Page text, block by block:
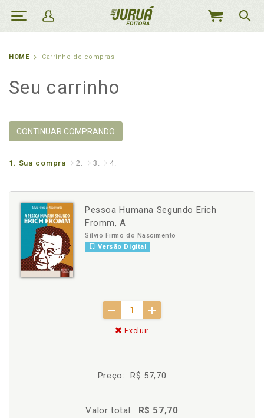
MEU
HOME Carrinho de compras
Seu carrinho
CONTINUAR COMPRANDO
1. Sua compra 2. 3. 4.
Pessoa Humana Segundo Erich
Fromm, A
Sílvio Firmo do Nascimento
Versão Digital
Excluir
Preço: R$ 57,70
Valor total: R$ 57,70